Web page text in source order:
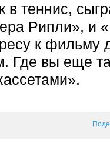
в теннис,
Рипли», и
к фильму
Где вы еще